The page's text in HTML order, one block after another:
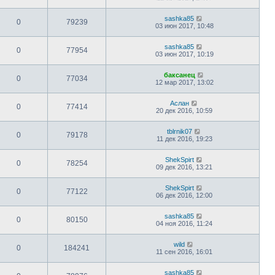
0 79239
sashka85
03 июн 2017, 10:48
0 77954
sashka85
03 июн 2017, 10:19
0 77034
баксанец
12 мар 2017, 13:02
0 77414
Аслан
20 дек 2016, 10:59
0 79178
tblrnik07
11 дек 2016, 19:23
0 78254
ShekSpirt
09 дек 2016, 13:21
0 77122
ShekSpirt
06 дек 2016, 12:00
0 80150
sashka85
04 ноя 2016, 11:24
0 184241
wild
11 сен 2016, 16:01
sashka85